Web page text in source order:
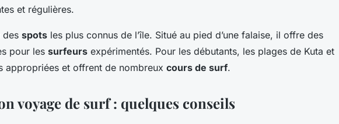
et régulières.
des spots les plus connus de l’île. Situé au pied d’une falaise, il offre des
pour les surfeurs expérimentés. Pour les débutants, les plages de Kuta et
appropriées et offrent de nombreux cours de surf.
voyage de surf : quelques conseils